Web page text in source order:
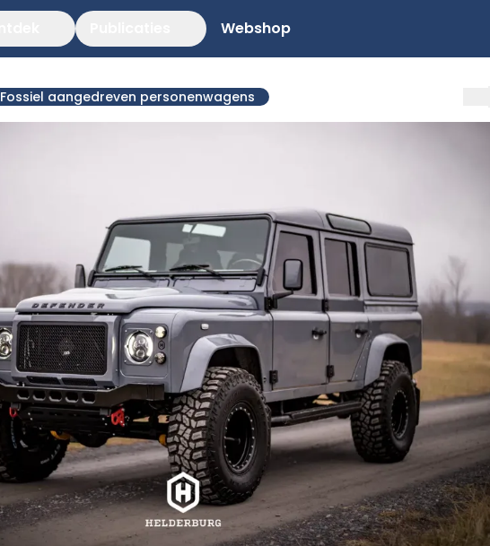
Webshop
Fossiel aangedreven personenwagens